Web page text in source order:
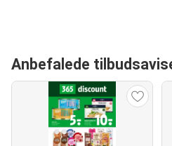
Anbefalede